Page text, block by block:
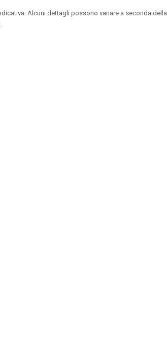
Alcuni dettagli possono variare a seconda della